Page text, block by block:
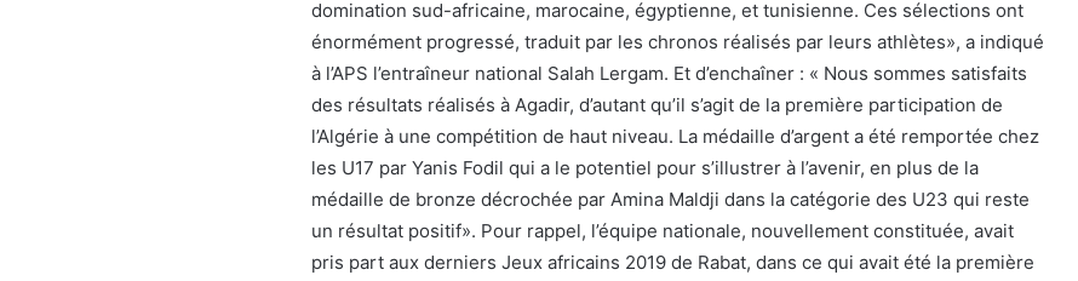
domination sud-africaine, marocaine, égyptienne, et tunisienne. Ces sélections ont
énormément progressé, traduit par les chronos réalisés par leurs athlètes», a indiqué
à l’APS l’entraîneur national Salah Lergam. Et d’enchaîner : « Nous sommes satisfaits
des résultats réalisés à Agadir, d’autant qu’il s’agit de la première participation de
l’Algérie à une compétition de haut niveau. La médaille d’argent a été remportée chez
les U17 par Yanis Fodil qui a le potentiel pour s’illustrer à l’avenir, en plus de la
médaille de bronze décrochée par Amina Maldji dans la catégorie des U23 qui reste
un résultat positif». Pour rappel, l’équipe nationale, nouvellement constituée, avait
pris part aux derniers Jeux africains 2019 de Rabat, dans ce qui avait été la première